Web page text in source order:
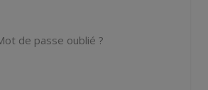
de passe oublié ?